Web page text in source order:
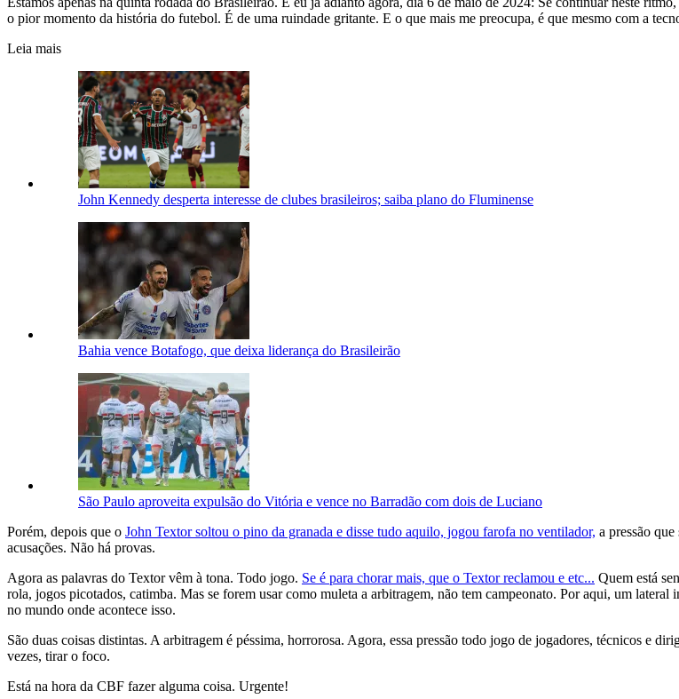
o pior momento da história do futebol. É de uma ruindade gritante. E o que mais me preocupa, é que mesmo com a
Leia mais
John Kennedy desperta interesse de clubes brasileiros; saiba plano do Fluminense
Bahia vence Botafogo, que deixa liderança do Brasileirão
São Paulo aproveita expulsão do Vitória e vence no Barradão com dois de Luciano
Porém, depois que o John Textor soltou o pino da granada e disse tudo aquilo, jogou farofa no ventilador, a pressão
acusações. Não há provas.
Agora as palavras do Textor vêm à tona. Todo jogo. Se é para chorar mais, que o Textor reclamou e etc... Quem está
rola, jogos picotados, catimba. Mas se forem usar como muleta a arbitragem, não tem campeonato. Por aqui, um
no mundo onde acontece isso.
São duas coisas distintas. A arbitragem é péssima, horrorosa. Agora, essa pressão todo jogo de jogadores, técnicos e
vezes, tirar o foco.
Está na hora da CBF fazer alguma coisa. Urgente!